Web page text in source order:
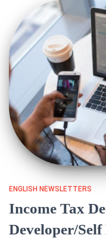
ENGLISH NEWSLETTERS
Income Tax
Developer/